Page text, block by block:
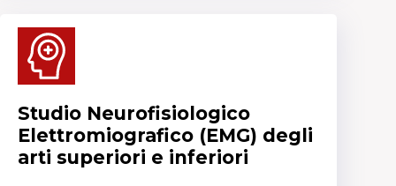
Studio Neurofisiologico
Elettromiografico (EMG) degli
arti superiori e inferiori